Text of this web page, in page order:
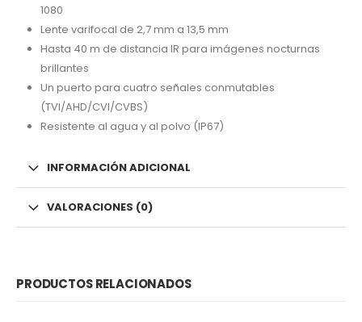
1080
Lente varifocal de 2,7 mm a 13,5 mm
Hasta 40 m de distancia IR para imágenes nocturnas
brillantes
Un puerto para cuatro señales conmutables
(TVI/AHD/CVI/CVBS)
Resistente al agua y al polvo (IP67)
INFORMACIÓN ADICIONAL
VALORACIONES (0)
PRODUCTOS RELACIONADOS